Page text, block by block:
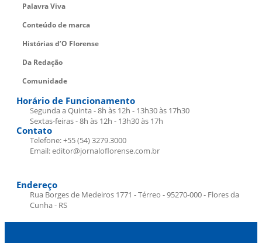
Palavra Viva
Conteúdo de marca
Histórias d’O Florense
Da Redação
Comunidade
Horário de Funcionamento
Segunda a Quinta - 8h às 12h - 13h30 às 17h30
Sextas-feiras - 8h às 12h - 13h30 às 17h
Contato
Telefone: +55 (54) 3279.3000
Email: editor@jornaloflorense.com.br
Endereço
Rua Borges de Medeiros 1771 - Térreo - 95270-000 - Flores da
Cunha - RS